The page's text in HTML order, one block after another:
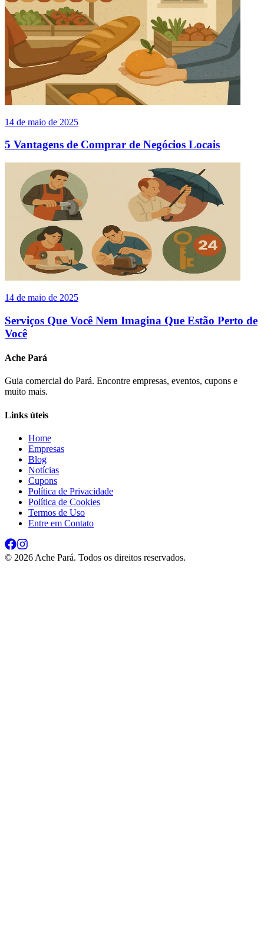
14 de maio de 2025
5 Vantagens de Comprar de Negócios Locais
14 de maio de 2025
Serviços Que Você Nem Imagina Que Estão Perto de
Você
Ache Pará
Guia comercial do Pará. Encontre empresas, eventos, cupons e
muito mais.
Links úteis
Home
Empresas
Blog
Notícias
Cupons
Política de Privacidade
Política de Cookies
Termos de Uso
Entre em Contato
© 2026 Ache Pará. Todos os direitos reservados.